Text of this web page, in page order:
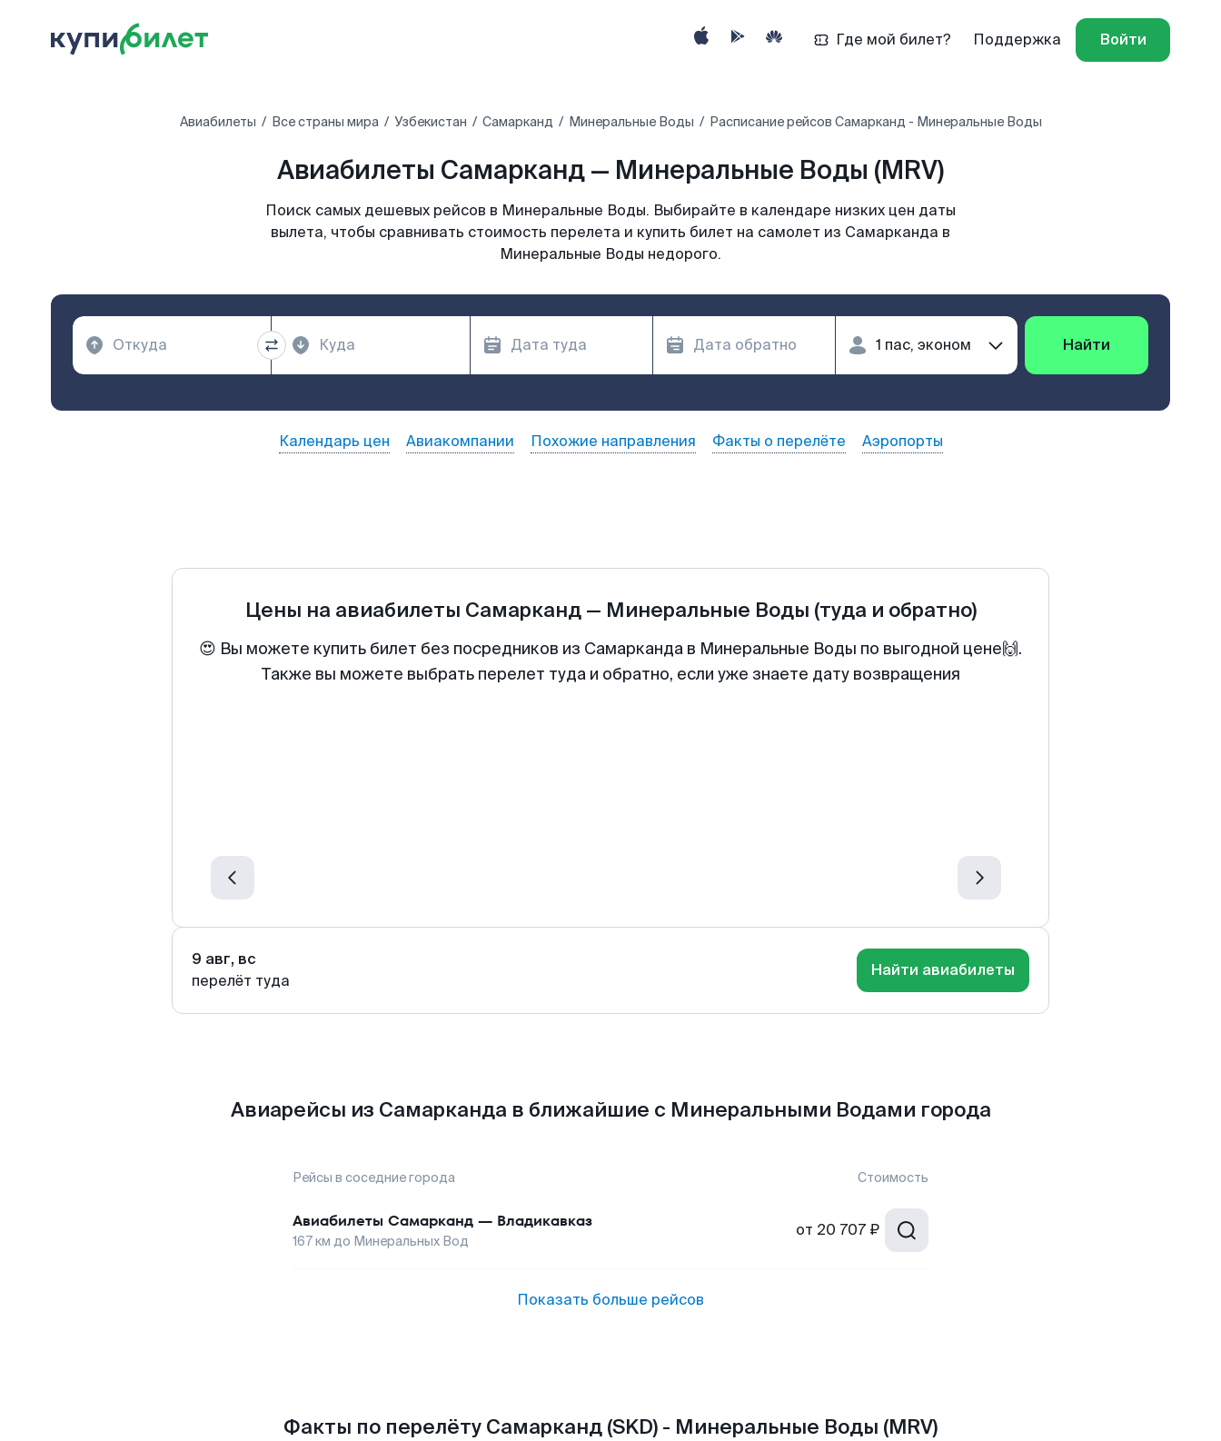
Где мой билет? Поддержка Войти
Авиабилеты Все страны мира Узбекистан Самарканд Минеральные Воды Расписание рейсов Самарканд - Минеральные Воды
Авиабилеты Самарканд — Минеральные Воды (MRV)
Поиск самых дешевых рейсов в Минеральные Воды. Выбирайте в календаре низких цен даты
вылета, чтобы сравнивать стоимость перелета и купить билет на самолет из Самарканда в
Минеральные Воды недорого.
Найти
Календарь цен Авиакомпании Похожие направления Факты о перелёте Аэропорты
Цены на авиабилеты Самарканд— Минеральные Воды (туда и обратно)
😍 Вы можете купить билет без посредников из Самарканда в Минеральные Воды по выгодной цене🙌.
Также вы можете выбрать перелет туда и обратно, если уже знаете дату возвращения
9 авг, вс
перелёт туда
Найти авиабилеты
Авиарейсы из Самарканда в ближайшие с Минеральными Водами города
Рейсы в соседние города Стоимость
Авиабилеты Самарканд — Владикавказ
167км до Минеральных Вод
от 20 707 ₽
Показать больше рейсов
Факты по перелёту Самарканд (SKD) - Минеральные Воды (MRV)